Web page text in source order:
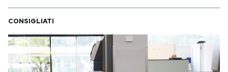
CONSIGLIATI